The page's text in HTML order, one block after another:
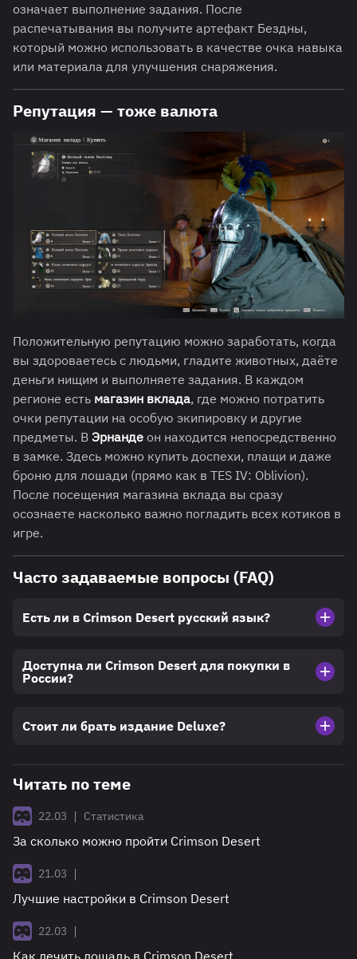
означает выполнение задания. После
распечатывания вы получите артефакт Бездны,
который можно использовать в качестве очка навыка
или материала для улучшения снаряжения.
Репутация — тоже валюта
Положительную репутацию можно заработать, когда
вы здороваетесь с людьми, гладите животных, даёте
деньги нищим и выполняете задания. В каждом
регионе есть магазин вклада, где можно потратить
очки репутации на особую экипировку и другие
предметы. В Эрнанде он находится непосредственно
в замке. Здесь можно купить доспехи, плащи и даже
броню для лошади (прямо как в TES IV: Oblivion).
После посещения магазина вклада вы сразу
осознаете насколько важно погладить всех котиков в
игре.
Часто задаваемые вопросы (FAQ)
Есть ли в Crimson Desert русский язык?
Доступна ли Crimson Desert для покупки в
России?
Стоит ли брать издание Deluxe?
Читать по теме
22.03 | Статистика
За сколько можно пройти Crimson Desert
21.03
|
Лучшие настройки в Crimson Desert
22.03
|